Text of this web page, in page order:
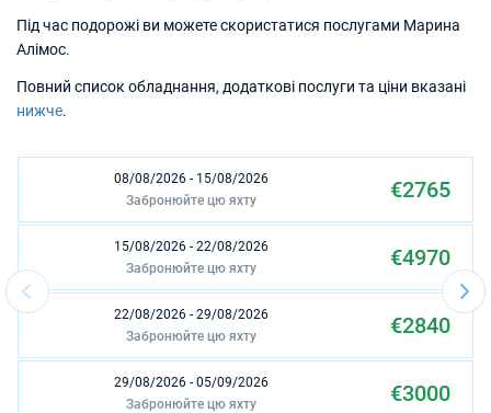
Під час подорожі ви можете скористатися послугами Марина
Алімос.
Повний список обладнання, додаткові послуги та ціни вказані
нижче.
08/08/2026 - 15/08/2026 €2765
Забронюйте цю яхту
15/08/2026 - 22/08/2026 €4970
Забронюйте цю яхту
22/08/2026 - 29/08/2026 €2840
Забронюйте цю яхту
29/08/2026 - 05/09/2026 €3000
Забронюйте цю яхту